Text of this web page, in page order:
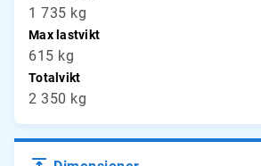
1 735 kg
Max lastvikt
615 kg
Totalvikt
2 350 kg